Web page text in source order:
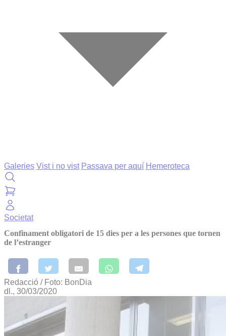
Galeries Vist i no vist Passava per aquí Hemeroteca
Societat
Confinament obligatori de 15 dies per a les persones que tornen
de l’estranger
Redacció / Foto: BonDia
dl., 30/03/2020